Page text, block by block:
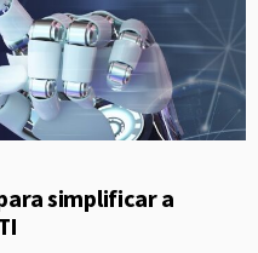
simplificar a